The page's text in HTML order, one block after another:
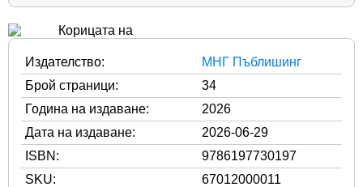
Издателство:
МНГ Пъблишинг
Брой страници:
34
Година на издаване:
2026
Дата на издаване:
2026-06-29
ISBN:
9786197730197
SKU:
67012000011